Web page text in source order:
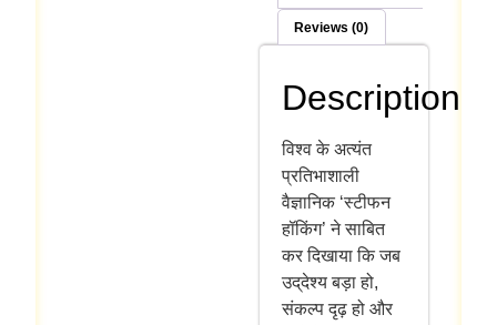
Reviews (0)
Description
विश्व के अत्यंत
प्रतिभाशाली
वैज्ञानिक ‘स्टीफन
हॉकिंग’ ने साबित
कर दिखाया कि जब
उद्‌देश्य बड़ा हो,
संकल्प दृढ़ हो और